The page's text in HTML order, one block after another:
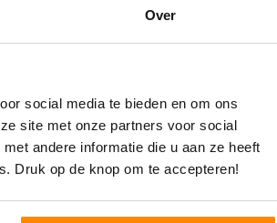
Over
social media te bieden en om ons
site met onze partners voor social
andere informatie die u aan ze heeft
Druk op de knop om te accepteren!